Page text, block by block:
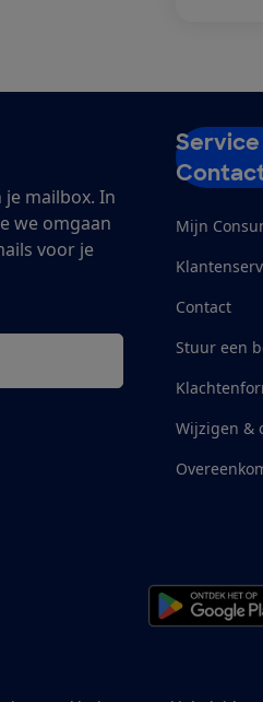
mailbox. In
we omgaan
voor je
Mijn
Contact
Stuur een
Wijzigen &